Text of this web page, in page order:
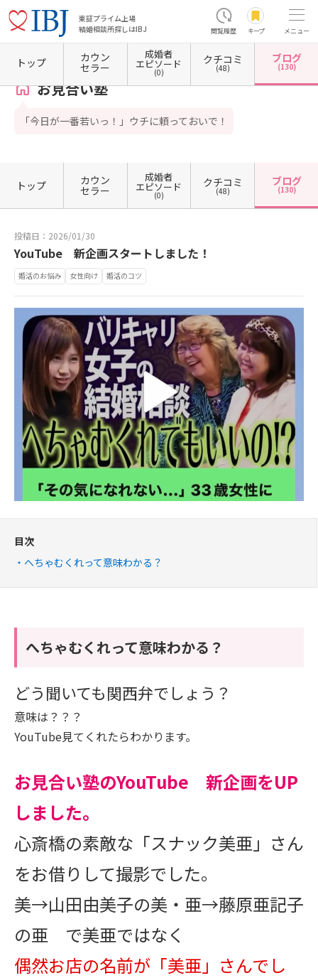
東証プライム上場
結婚相談所探しはIBJ
閲覧履歴 キープ メニュー
ホーム 大阪府の結婚相談所 大阪府大阪市 大阪府大阪市北区 お見合い塾 カウンセ
お見合い塾
「今日が一番若いっ！」ウチに頼っておいで！
トップ カウン
セラー
成婚者
エピソード
(0)
クチコミ
(48)
ブログ
(130)
トップ カウン
セラー
成婚者
エピソード
(0)
クチコミ
(48)
ブログ
(130)
投稿日：2026/01/30
YouTube 新企画スタートしました！
婚活のお悩み 女性向け 婚活のコツ
目次
へちゃむくれって意味わかる？
へちゃむくれって意味わかる？
どう聞いても関西弁でしょう？
意味は？？？
YouTube見てくれたらわかります。
お見合い塾のYouTube 新企画をUP
しました。
心斎橋の素敵な「スナック美亜」さん
をお借りして撮影でした。
美→山田由美子の美・亜→藤原亜記子
の亜 で美亜ではなく
偶然お店の名前が「美亜」さんでし